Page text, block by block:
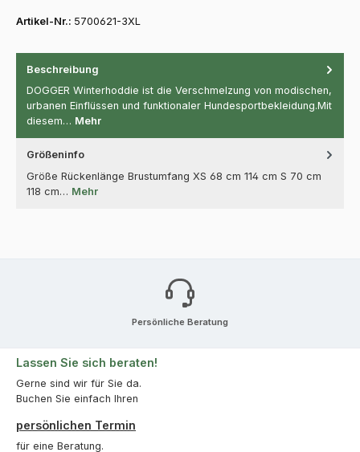
Artikel-Nr.: 5700621-3XL
Beschreibung
DOGGER Winterhoddie ist die Verschmelzung von modischen,
urbanen Einflüssen und funktionaler Hundesportbekleidung.Mit
diesem… Mehr
Größeninfo
Größe Rückenlänge Brustumfang XS 68 cm 114 cm S 70 cm
118 cm… Mehr
Persönliche Beratung
Lassen Sie sich beraten!
Gerne sind wir für Sie da.
Buchen Sie einfach Ihren
persönlichen Termin
für eine Beratung.